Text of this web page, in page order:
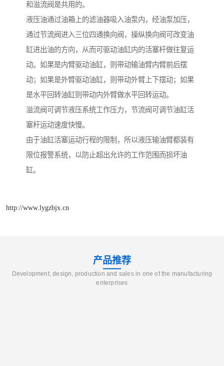
和溢流阀是共用的。
液压油通过油箱上的滤油器吸入油泵内，经油泵加压，
通过节流阀进入三位四通换向阀，操纵换向阀可改变油
缸进出油的方向，从而可驱动油缸内的活塞杆做往复运
动。如果是内臂驱动油缸，则带动输油臂内臂前后摆
动；如果是外臂驱动油缸，则带动外臂上下摆动；如果
是水平回转油缸则带动内外臂做水平回转运动。
溢流阀可调节液压系统工作压力，节流阀可调节油缸活
塞杆运动速度快慢。
由于油缸活塞运动行程的限制，所以液压输油臂都装有
限位报警系统，以防止超出允许的工作范围而损坏油
缸。
http://www.lygzbjx.cn
产品推荐
Development, design, production and sales in one of the manufacturing
enterprises